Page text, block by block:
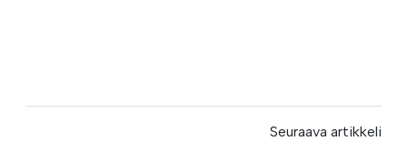
Seuraava artikkeli